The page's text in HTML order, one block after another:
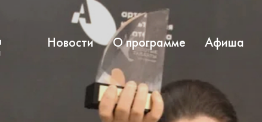
Новости О программе Афиша